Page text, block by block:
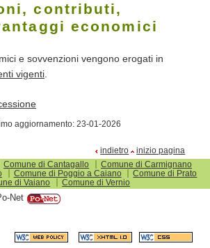
contributi,
economici
e sovvenzioni vengono erogati in
vigenti.
aggiornamento: 23-01-2026
indietro
inizio pagina
Comune di Cantagallo
Comune di Carmignano
Comune di Poggio a Caiano
Comune di Prato
di Vaiano
Comune di Vernio
Net